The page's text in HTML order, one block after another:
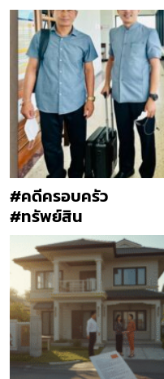
#คดีครอบครัว
#ทรัพย์สิน